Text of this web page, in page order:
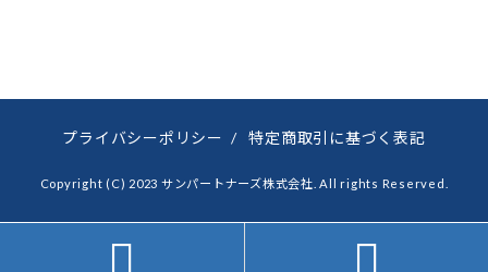
プライバシーポリシー / 特定商取引に基づく表記
Copyright (C) 2023 サンパートナーズ株式会社. All rights Reserved.
 